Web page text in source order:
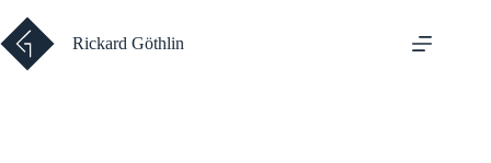
til
innholdet
Rickard Göthlin